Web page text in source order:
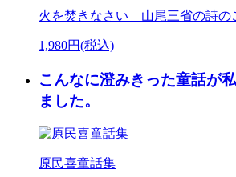
火を焚きなさい 山尾三省の詩の
1,980円(税込)
こんなに澄みきった童話が
ました。
原民喜童話集